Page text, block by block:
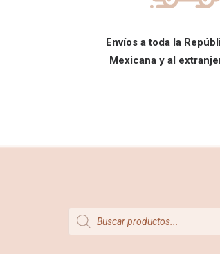
Envíos a toda la
Mexicana y al
Products